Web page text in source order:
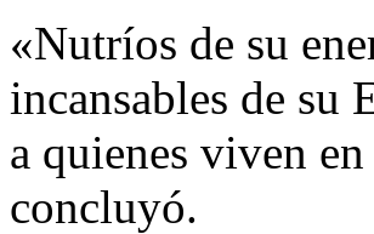
«Nutríos de su
incansables de su
a quienes viven
concluyó.